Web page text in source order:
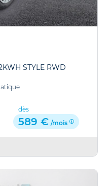
STYLE RWD
dès
589 € /mois